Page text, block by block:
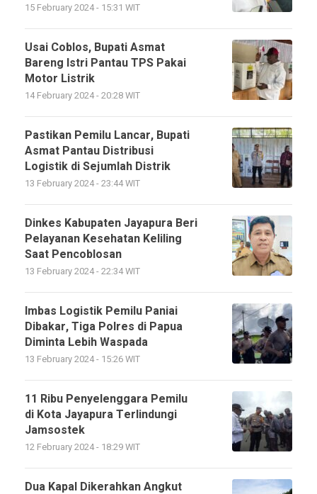
15 February 2024 - 15:31 WIT
Usai Coblos, Bupati Asmat
Bareng Istri Pantau TPS Pakai
Motor Listrik
14 February 2024 - 20:28 WIT
Pastikan Pemilu Lancar, Bupati
Asmat Pantau Distribusi
Logistik di Sejumlah Distrik
13 February 2024 - 23:44 WIT
Dinkes Kabupaten Jayapura Beri
Pelayanan Kesehatan Keliling
Saat Pencoblosan
13 February 2024 - 22:34 WIT
Imbas Logistik Pemilu Paniai
Dibakar, Tiga Polres di Papua
Diminta Lebih Waspada
13 February 2024 - 15:26 WIT
11 Ribu Penyelenggara Pemilu
di Kota Jayapura Terlindungi
Jamsostek
12 February 2024 - 18:29 WIT
Dua Kapal Dikerahkan Angkut